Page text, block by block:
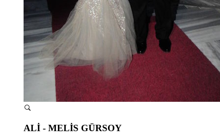
ALİ - MELİS GÜRSOY